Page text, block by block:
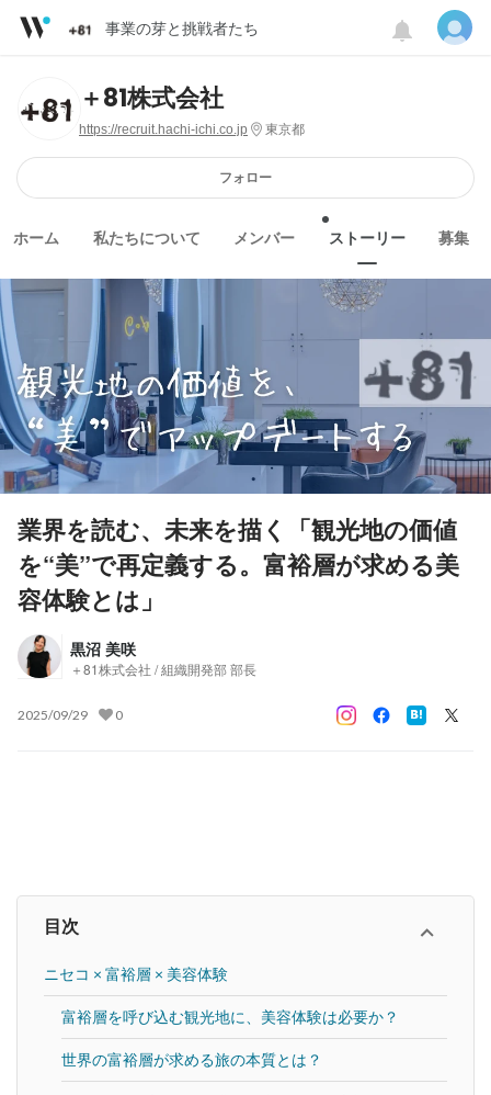
事業の芽と挑戦者たち
＋81株式会社
https://recruit.hachi-ichi.co.jp 東京都
フォロー
ホーム 私たちについて メンバー ストーリー 募集
業界を読む、未来を描く「観光地の価値
を“美”で再定義する。富裕層が求める美
容体験とは」
黒沼 美咲
＋81株式会社 / 組織開発部 部長
2025/09/29 0
目次
ニセコ × 富裕層 × 美容体験
富裕層を呼び込む観光地に、美容体験は必要か？
世界の富裕層が求める旅の本質とは？